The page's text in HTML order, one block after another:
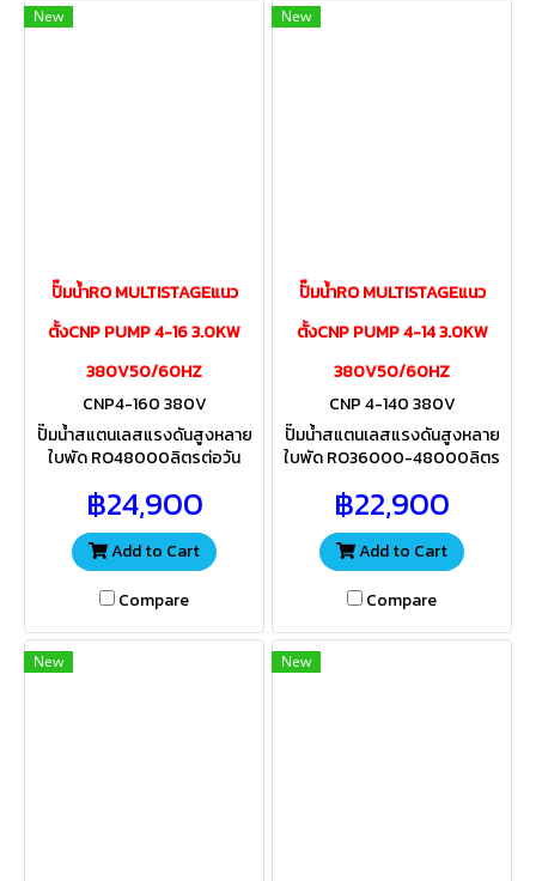
New
ปั๊มน้ำRO MULTISTAGEแนว
ตั้งCNP PUMP 4-16 3.0KW
380V50/60HZ
CNP4-160 380V
ปั๊มน้ำสแตนเลสแรงดันสูงหลาย
ใบพัด RO48000ลิตรต่อวัน
องเมมเบรน ควรเลือกใช้ขนาดไส้
กรองให้เหมาะสมกับแรงดันปั๊ม
฿24,900
Add to Cart
Compare
New
ปั๊มน้ำRO MULTISTAGEแนว
ตั้งCNP PUMP 4-14 3.0KW
380V50/60HZ
CNP 4-140 380V
ปั๊มน้ำสแตนเลสแรงดันสูงหลาย
ใบพัด RO36000-48000ลิตร
น้ำเข้าไส้กรองเมมเบรน ควรเลือก
ใช้ขนาดไส้กรองให้เหมาะสมกับแร
งดันปั้ม
฿22,900
Add to Cart
Compare
New New